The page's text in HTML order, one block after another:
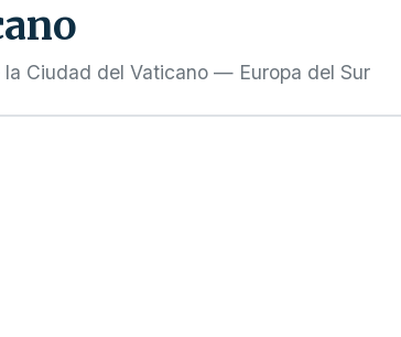
la Ciudad del Vaticano — Europa del Sur